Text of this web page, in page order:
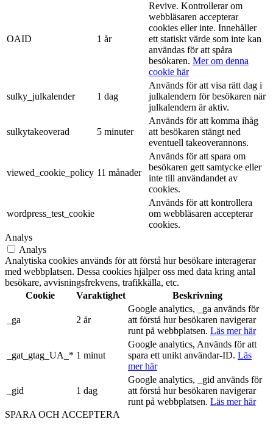
OAID 1 år
Revive. Kontrollerar om
webbläsaren accepterar
cookies eller inte. Innehåller
ett statiskt värde som inte kan
användas för att spåra
besökaren. Mer om denna
cookie här
sulky_julkalender 1 dag
Används för att visa rätt dag i
julkalendern för besökaren när
julkalendern är aktiv.
sulkytakeoverad 5 minuter
Används för att komma ihåg
att besökaren stängt ned
eventuell takeoverannons.
viewed_cookie_policy 11 månader
Används för att spara om
besökaren gett samtycke eller
inte till användandet av
cookies.
wordpress_test_cookie
Används för att kontrollera
om webbläsaren accepterar
cookies.
Analys
Analys
Analytiska cookies används för att förstå hur besökare interagerar
med webbplatsen. Dessa cookies hjälper oss med data kring antal
besökare, avvisningsfrekvens, trafikkälla, etc.
Cookie
Varaktighet Beskrivning
_ga 2 år
Google analytics, _ga används för
att förstå hur besökaren navigerar
runt på webbplatsen. Läs mer här
_gat_gtag_UA_* 1 minut
Google analytics, Används för att
spara ett unikt användar-ID. Läs
mer här
_gid 1 dag
Google analytics, _gid används för
att förstå hur besökaren navigerar
runt på webbplatsen. Läs mer här
SPARA OCH ACCEPTERA